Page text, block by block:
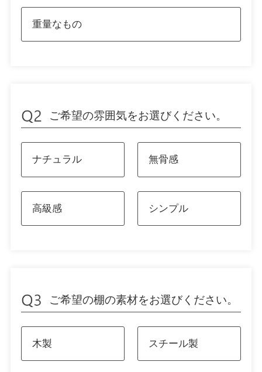
重量なもの
ご希望の雰囲気をお選びください。
ナチュラル 無骨感
高級感 シンプル
ご希望の棚の素材をお選びください。
木製 スチール製